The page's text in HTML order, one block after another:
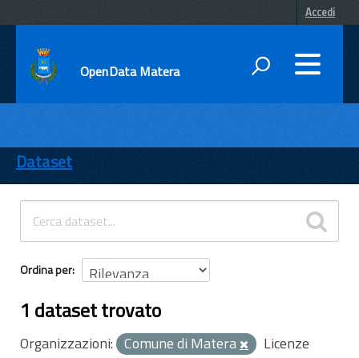
Accedi
OpenData Matera
ENTI
TEMI
INFORMAZIONI
Dataset
Ordina per
1 dataset trovato
Organizzazioni: Comune di Matera
Licenze